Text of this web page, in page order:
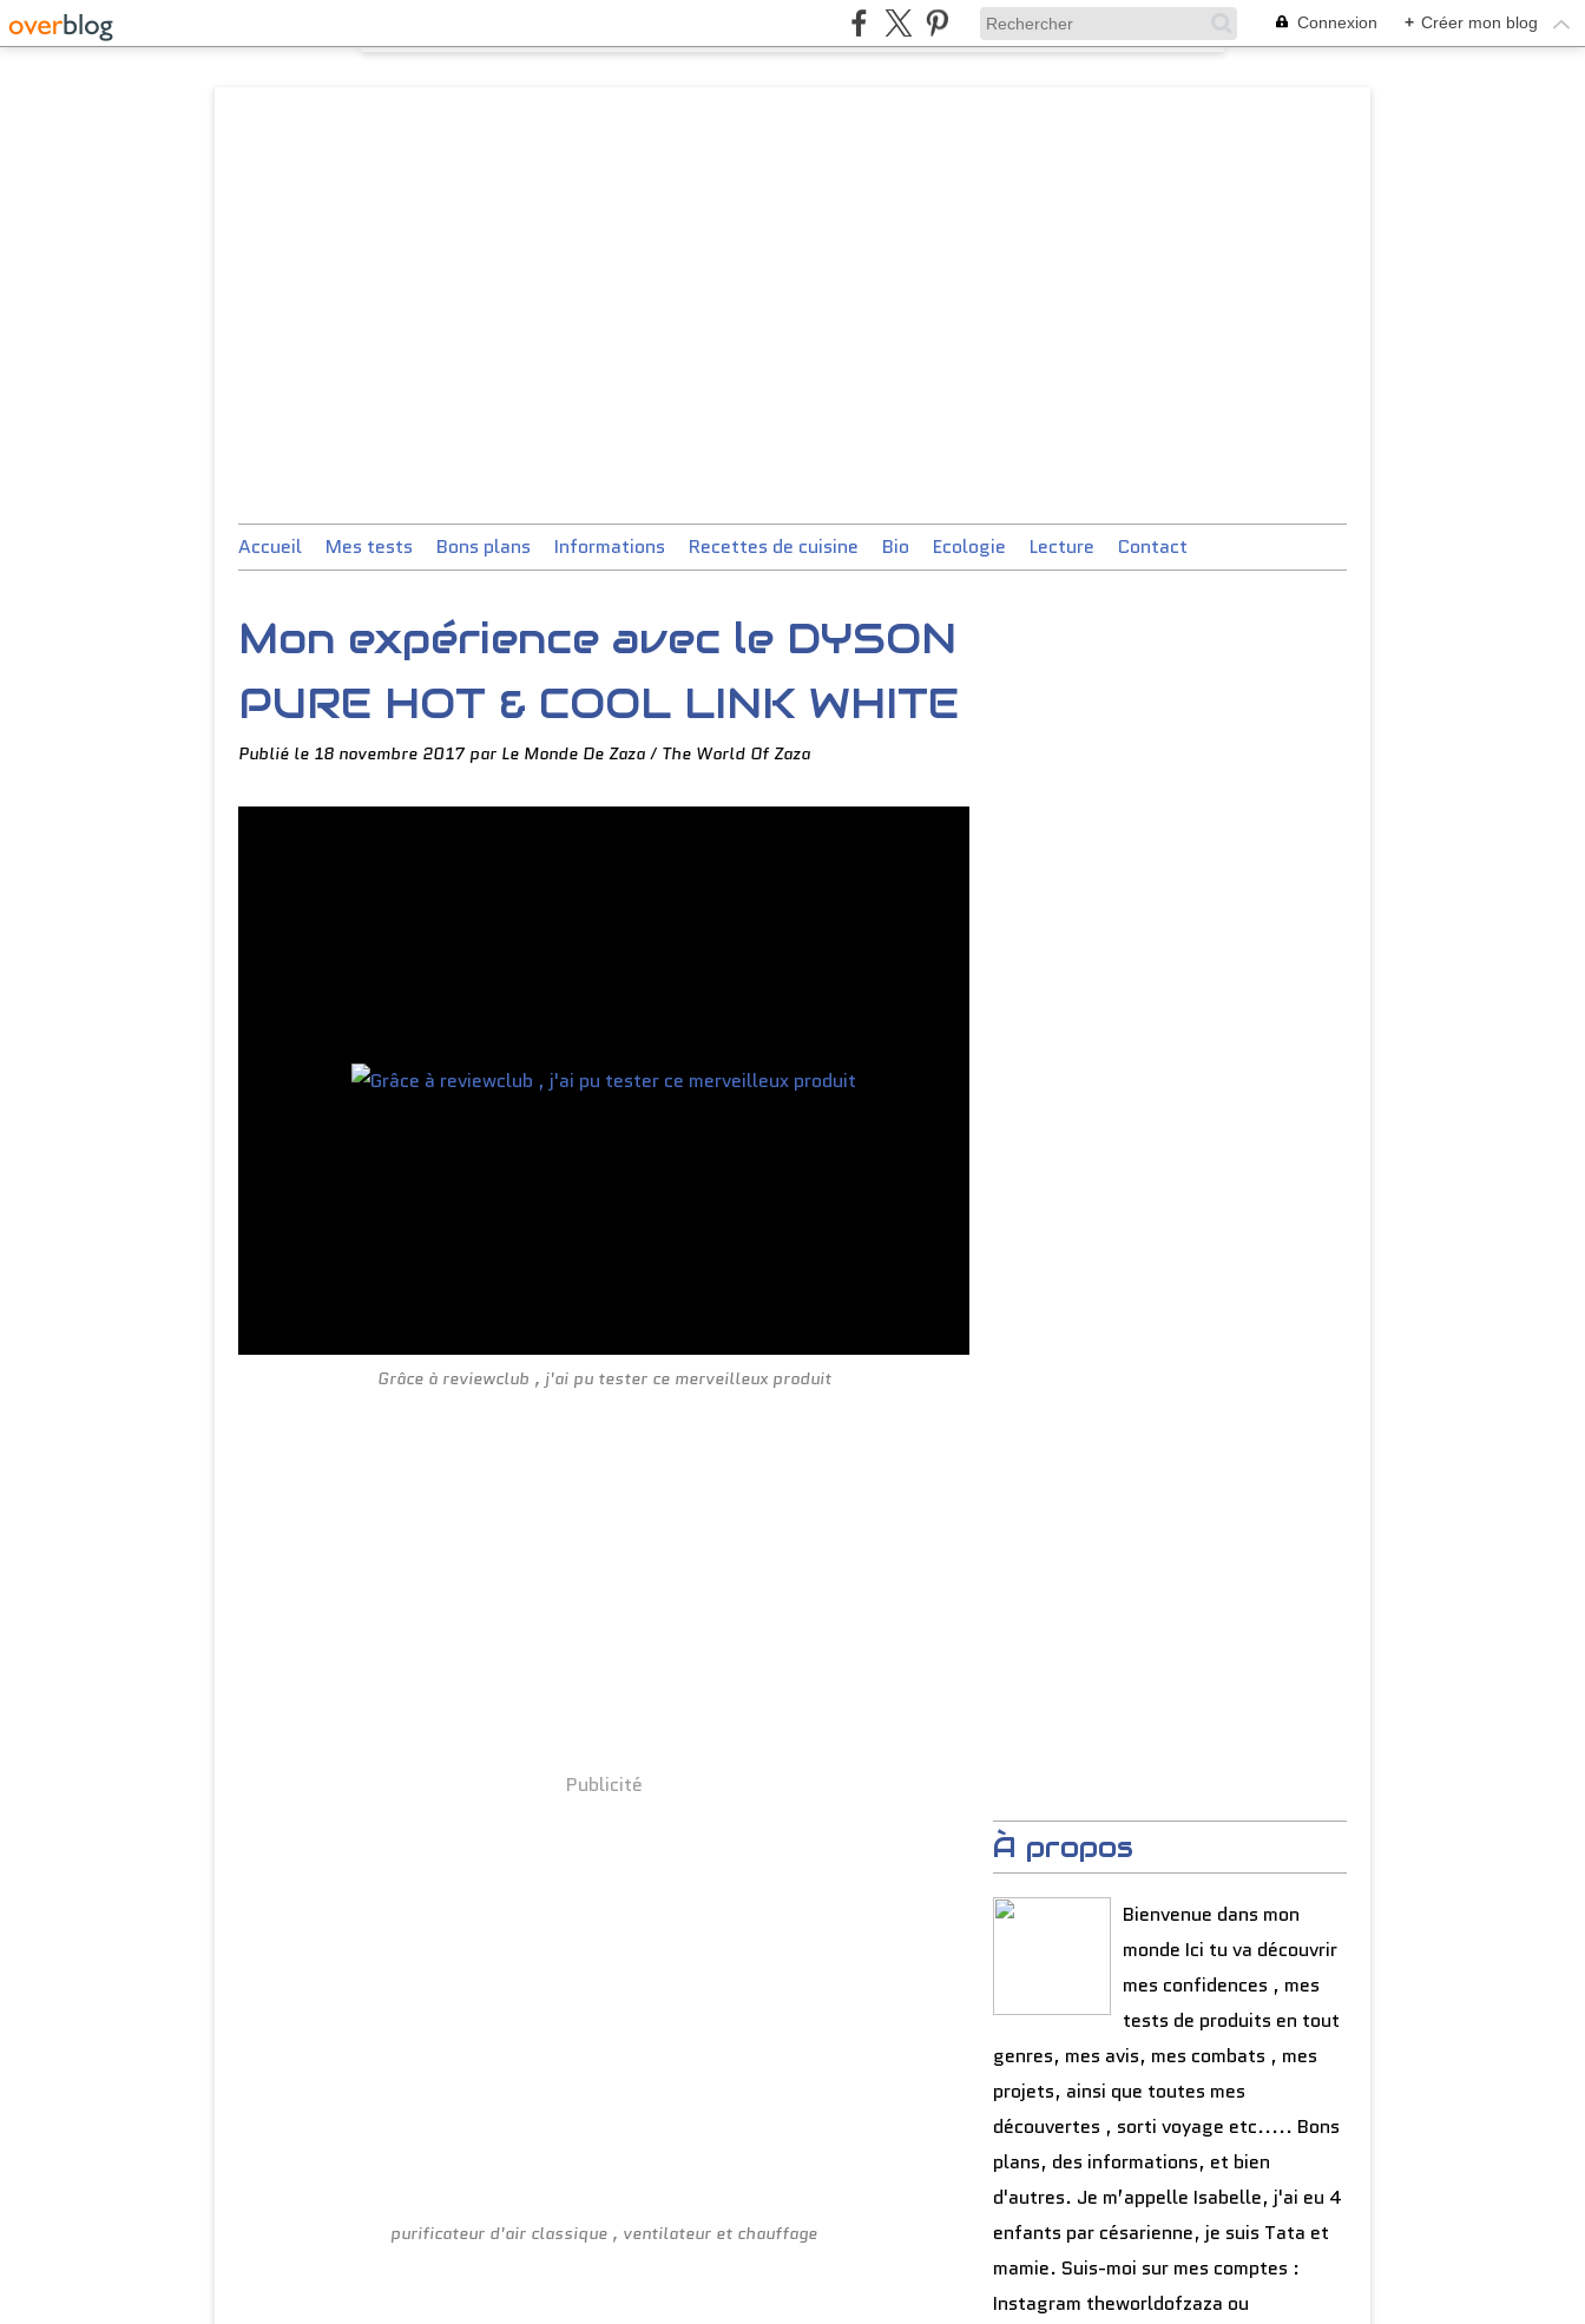
Connexion + Créer mon blog
Accueil Mes tests Bons plans Informations Recettes de cuisine Bio Ecologie Lecture Contact
Mon expérience avec le DYSON
PURE HOT & COOL LINK WHITE
Publié le 18 novembre 2017 par Le Monde De Zaza / The World Of Zaza
Grâce à reviewclub , j'ai pu tester ce merveilleux produit
Publicité
purificateur d'air classique , ventilateur et chauffage
À propos
Bienvenue dans mon
monde Ici tu va découvrir
mes confidences , mes
tests de produits en tout
genres, mes avis, mes combats , mes
projets, ainsi que toutes mes
découvertes , sorti voyage etc..... Bons
plans, des informations, et bien
d'autres. Je m’appelle Isabelle, j'ai eu 4
enfants par césarienne, je suis Tata et
mamie. Suis-moi sur mes comptes :
Instagram theworldofzaza ou